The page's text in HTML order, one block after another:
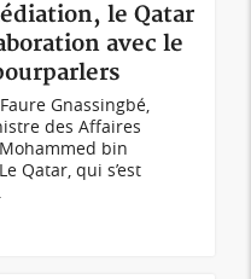
le Qatar
avec le
Gnassingbé,
des Affaires
bin
Qatar, qui s’est